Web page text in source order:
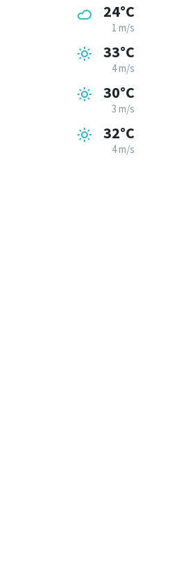
24°C
1 m/s
33°C
4 m/s
30°C
3 m/s
32°C
4 m/s